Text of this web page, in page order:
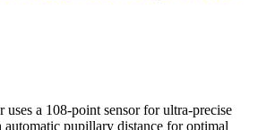
uses a 108-point sensor for ultra-precise
automatic pupillary distance for optimal